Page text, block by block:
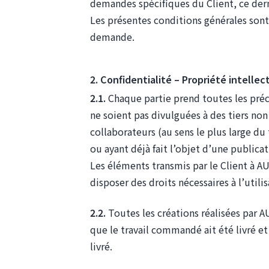
demandes spécifiques du Client, ce
Les présentes conditions générales
demande.
2. Confidentialité – Propriété
2.1. Chaque partie prend toutes les
ne soient pas divulguées à des tiers
collaborateurs (au sens le plus large
ou ayant déjà fait l’objet d’une
Les éléments transmis par le Client à
disposer des droits nécessaires à
2.2. Toutes les créations réalisées par
que le travail commandé ait été livré
livré.